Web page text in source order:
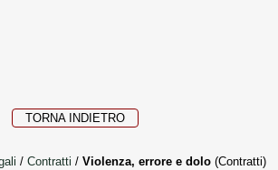
TORNA INDIETRO
/ Contratti / Violenza, errore e dolo (Contratti)